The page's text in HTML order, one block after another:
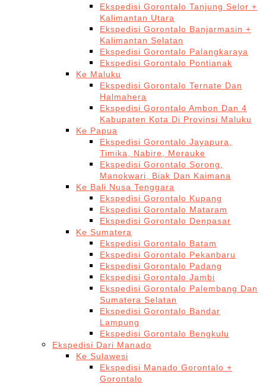
Ekspedisi Gorontalo Tanjung Selor +
Kalimantan Utara
Ekspedisi Gorontalo Banjarmasin +
Kalimantan Selatan
Ekspedisi Gorontalo Palangkaraya
Ekspedisi Gorontalo Pontianak
Ke Maluku
Ekspedisi Gorontalo Ternate Dan
Halmahera
Ekspedisi Gorontalo Ambon Dan 4
Kabupaten Kota Di Provinsi Maluku
Ke Papua
Ekspedisi Gorontalo Jayapura,
Timika, Nabire, Merauke
Ekspedisi Gorontalo Sorong,
Manokwari, Biak Dan Kaimana
Ke Bali Nusa Tenggara
Ekspedisi Gorontalo Kupang
Ekspedisi Gorontalo Mataram
Ekspedisi Gorontalo Denpasar
Ke Sumatera
Ekspedisi Gorontalo Batam
Ekspedisi Gorontalo Pekanbaru
Ekspedisi Gorontalo Padang
Ekspedisi Gorontalo Jambi
Ekspedisi Gorontalo Palembang Dan
Sumatera Selatan
Ekspedisi Gorontalo Bandar
Lampung
Ekspedisi Gorontalo Bengkulu
Ekspedisi Dari Manado
Ke Sulawesi
Ekspedisi Manado Gorontalo +
Gorontalo